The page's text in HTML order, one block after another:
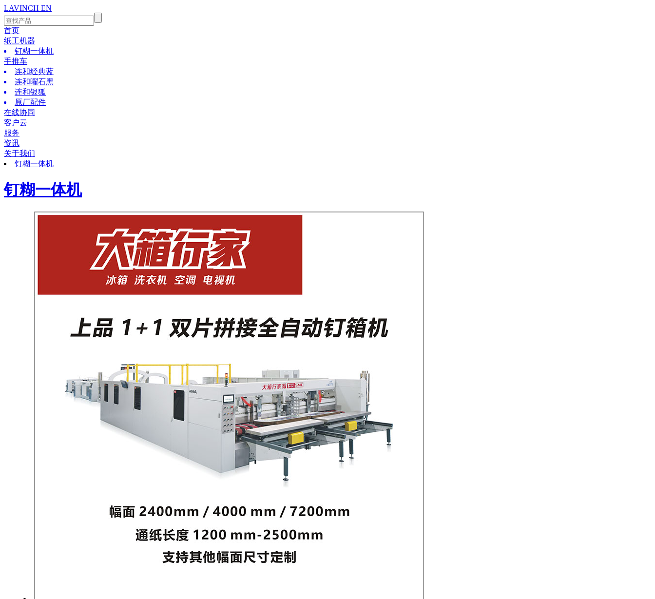
LAVINCH EN
首页
纸工机器
钉糊一体机
手推车
连和经典蓝
连和曜石黑
连和银狐
原厂配件
在线协同
客户云
服务
资讯
关于我们
钉糊一体机
钉糊一体机